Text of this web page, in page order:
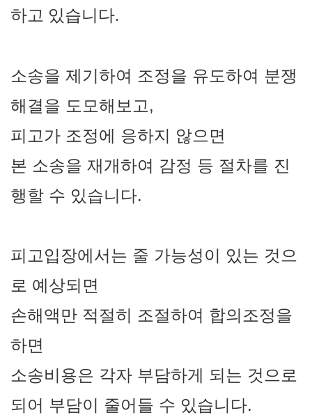
하고 있습니다.
소송을 제기하여 조정을 유도하여 분쟁
해결을 도모해보고,
피고가 조정에 응하지 않으면
본 소송을 재개하여 감정 등 절차를 진
행할 수 있습니다.
피고입장에서는 줄 가능성이 있는 것으
로 예상되면
손해액만 적절히 조절하여 합의조정을
하면
소송비용은 각자 부담하게 되는 것으로
되어 부담이 줄어들 수 있습니다.